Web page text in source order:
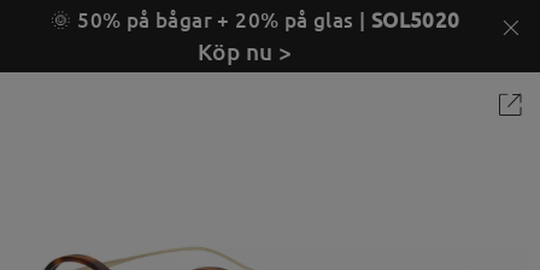
🌞 50% på bågar + 20% på glas | SOL5020
Köp nu >